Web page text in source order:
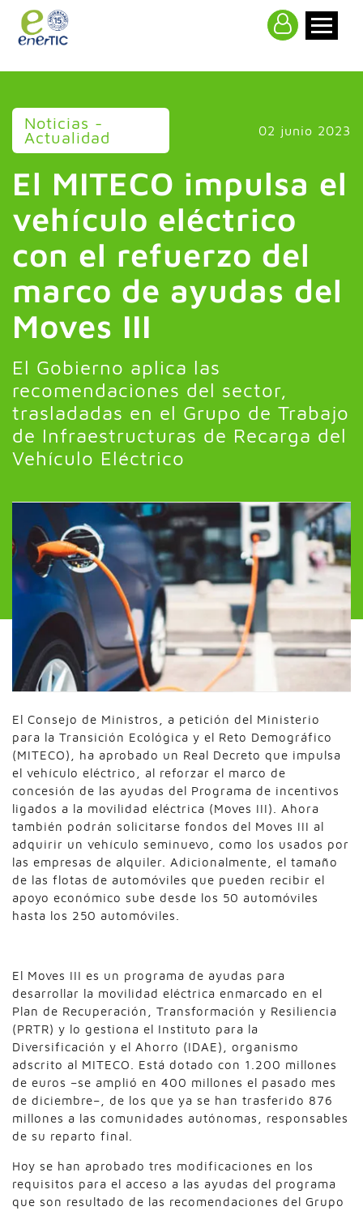
Noticias -
Actualidad 02 junio 2023
El MITECO impulsa el
vehículo eléctrico
con el refuerzo del
marco de ayudas del
Moves III
El Gobierno aplica las
recomendaciones del sector,
trasladadas en el Grupo de Trabajo
de Infraestructuras de Recarga del
Vehículo Eléctrico
El Consejo de Ministros, a petición del Ministerio
para la Transición Ecológica y el Reto Demográfico
(MITECO), ha aprobado un Real Decreto que impulsa
el vehículo eléctrico, al reforzar el marco de
concesión de las ayudas del Programa de incentivos
ligados a la movilidad eléctrica (Moves III). Ahora
también podrán solicitarse fondos del Moves III al
adquirir un vehículo seminuevo, como los usados por
las empresas de alquiler. Adicionalmente, el tamaño
de las flotas de automóviles que pueden recibir el
apoyo económico sube desde los 50 automóviles
hasta los 250 automóviles.
El Moves III es un programa de ayudas para
desarrollar la movilidad eléctrica enmarcado en el
Plan de Recuperación, Transformación y Resiliencia
(PRTR) y lo gestiona el Instituto para la
Diversificación y el Ahorro (IDAE), organismo
adscrito al MITECO. Está dotado con 1.200 millones
de euros –se amplió en 400 millones el pasado mes
de diciembre–, de los que ya se han trasferido 876
millones a las comunidades autónomas, responsables
de su reparto final.
Hoy se han aprobado tres modificaciones en los
requisitos para el acceso a las ayudas del programa
que son resultado de las recomendaciones del Grupo